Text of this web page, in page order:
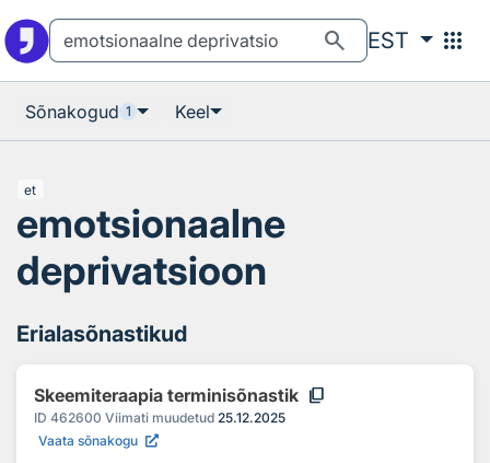
search EST apps
Sõnakogud 1 Keel
et
emotsionaalne
deprivatsioon
Erialasõnastikud
Skeemiteraapia terminisõnastik content_copy
ID 462600 Viimati muudetud 25.12.2025
Vaata sõnakogu